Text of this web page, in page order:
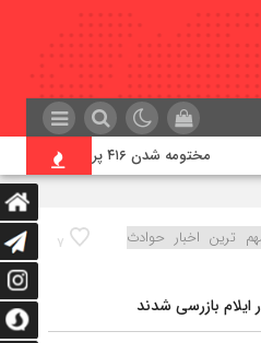
مختومه شدن ۴۱۶ پرونده در هیئت‌های صلح ایلام
۷
ترین اخبار حوادث
ایلام بازرسی شدند